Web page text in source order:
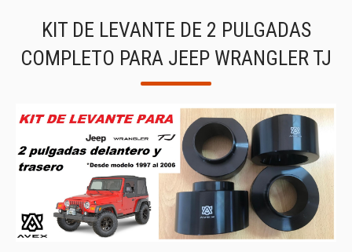
KIT DE LEVANTE DE 2 PULGADAS
COMPLETO PARA JEEP WRANGLER TJ